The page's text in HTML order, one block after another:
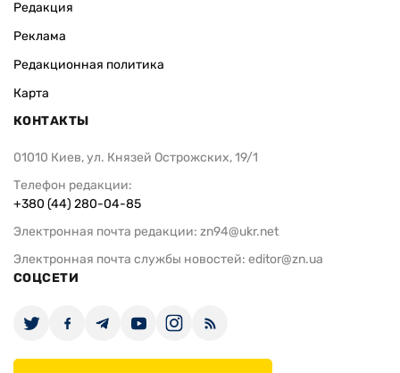
Редакция
Реклама
Редакционная политика
Карта
КОНТАКТЫ
01010 Киев, ул. Князей Острожских, 19/1
Телефон редакции:
+380 (44) 280-04-85
Электронная почта редакции: zn94@ukr.net
Электронная почта службы новостей: editor@zn.ua
СОЦСЕТИ